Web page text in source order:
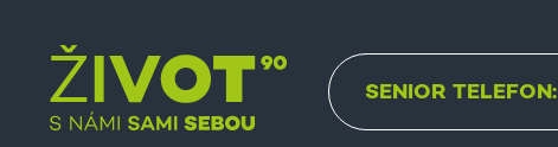
SENIOR TELEFON: